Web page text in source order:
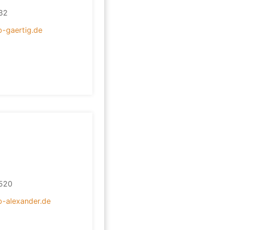
gaertig.de
alexander.de